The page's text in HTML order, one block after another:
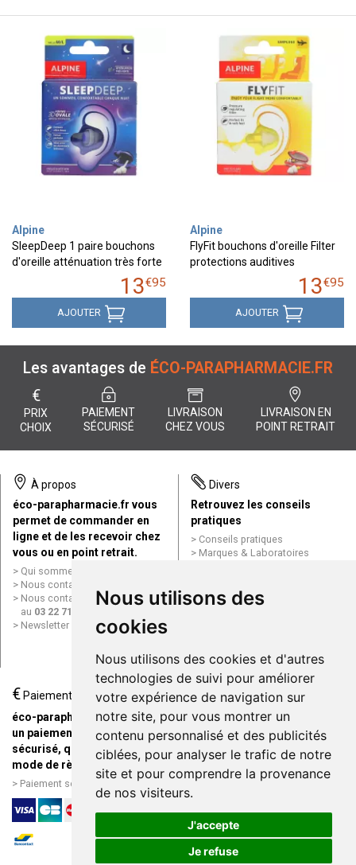
Nous utilisons des
cookies
Nous utilisons des cookies et d'autres
technologies de suivi pour améliorer
votre expérience de navigation sur
notre site, pour vous montrer un
contenu personnalisé et des publicités
ciblées, pour analyser le trafic de notre
site et pour comprendre la provenance
de nos visiteurs.
J'accepte
Je refuse
Alpine
SleepDeep 1 paire bouchons
d'oreille atténuation très forte
13€95
AJOUTER
Alpine
FlyFit bouchons d'oreille Filter
protections auditives
13€95
AJOUTER
Les avantages de ÉCO-PARAPHARMACIE.FR
€
PRIX
CHOIX
PAIEMENT
SÉCURISÉ
LIVRAISON
CHEZ VOUS
LIVRAISON EN
POINT RETRAIT
À propos
éco-parapharmacie.fr vous
permet de commander en
ligne et de les recevoir chez
vous ou en point retrait.
Qui sommes nous ?
Nous contacter par e-mail
Nous contacter par téléphone
au 03 22 71 64 10
Newsletter
Divers
Retrouvez les conseils
pratiques
Conseils pratiques
Marques & Laboratoires
Mentions légales
Données personnelles
ligne
€ Paiement
éco-parapharmacie.fr offre
un paiement entièrement
sécurisé, quel que soit le
mode de règlement
Paiement sécurisé et simple
Livraison / Point retrait
Commandez en ligne et
recevez votre commande
rapidement chez vous ou en
point retrait
Livraison chez vous ou en